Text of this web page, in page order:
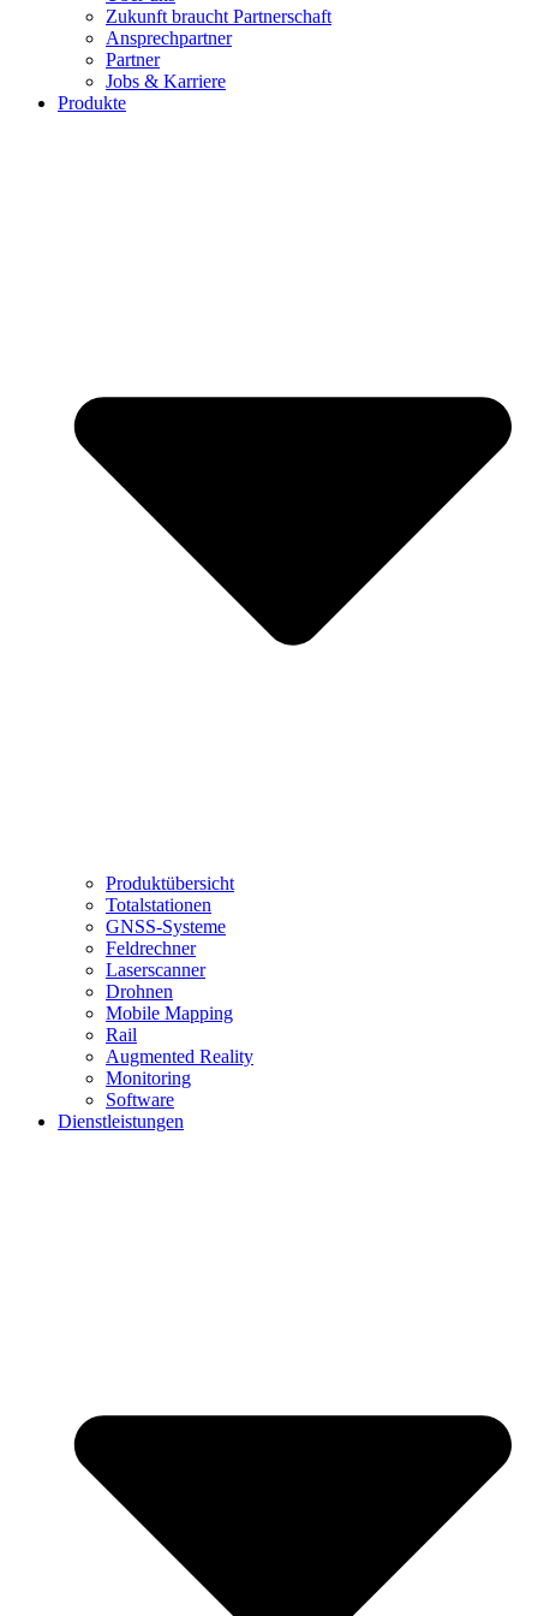
Zukunft braucht Partnerschaft
Ansprechpartner
Partner
Jobs & Karriere
Produkte
Produktübersicht
Totalstationen
GNSS-Systeme
Feldrechner
Laserscanner
Drohnen
Mobile Mapping
Rail
Augmented Reality
Monitoring
Software
Dienstleistungen